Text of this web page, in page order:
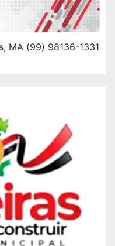
MA (99) 98136-1331